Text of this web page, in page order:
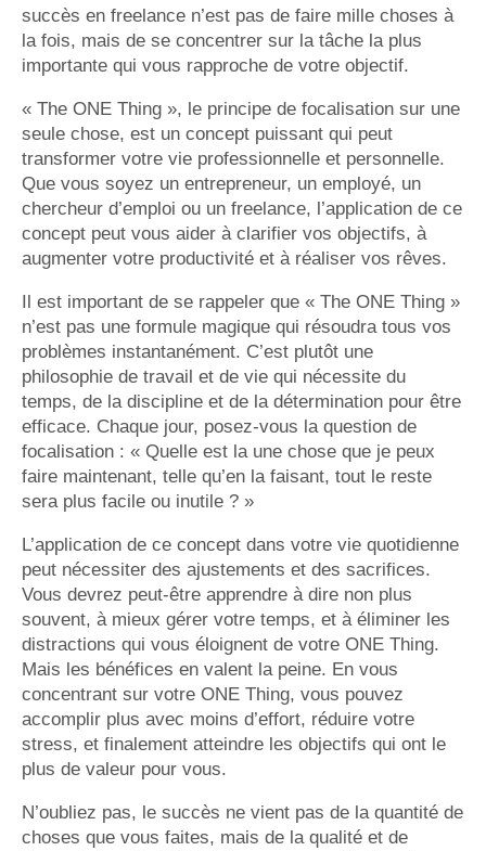
succès en freelance n’est pas de faire mille choses à
la fois, mais de se concentrer sur la tâche la plus
importante qui vous rapproche de votre objectif.
« The ONE Thing », le principe de focalisation sur une
seule chose, est un concept puissant qui peut
transformer votre vie professionnelle et personnelle.
Que vous soyez un entrepreneur, un employé, un
chercheur d’emploi ou un freelance, l’application de ce
concept peut vous aider à clarifier vos objectifs, à
augmenter votre productivité et à réaliser vos rêves.
Il est important de se rappeler que « The ONE Thing »
n’est pas une formule magique qui résoudra tous vos
problèmes instantanément. C’est plutôt une
philosophie de travail et de vie qui nécessite du
temps, de la discipline et de la détermination pour être
efficace. Chaque jour, posez-vous la question de
focalisation : « Quelle est la une chose que je peux
faire maintenant, telle qu’en la faisant, tout le reste
sera plus facile ou inutile ? »
L’application de ce concept dans votre vie quotidienne
peut nécessiter des ajustements et des sacrifices.
Vous devrez peut-être apprendre à dire non plus
souvent, à mieux gérer votre temps, et à éliminer les
distractions qui vous éloignent de votre ONE Thing.
Mais les bénéfices en valent la peine. En vous
concentrant sur votre ONE Thing, vous pouvez
accomplir plus avec moins d’effort, réduire votre
stress, et finalement atteindre les objectifs qui ont le
plus de valeur pour vous.
N’oubliez pas, le succès ne vient pas de la quantité de
choses que vous faites, mais de la qualité et de